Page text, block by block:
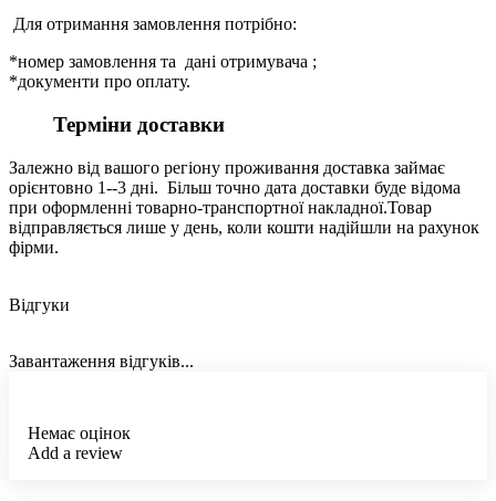
Для отримання замовлення потрібно:
*номер замовлення та дані отримувача ;
*документи про оплату.
Терміни доставки
Залежно від вашого регіону проживання доставка займає
орієнтовно 1--3 дні. Більш точно дата доставки буде відома
при оформленні товарно-транспортної накладної.Товар
відправляється лише у день, коли кошти надійшли на рахунок
фірми.
Відгуки
Завантаження відгуків...
Немає оцінок
Add a review